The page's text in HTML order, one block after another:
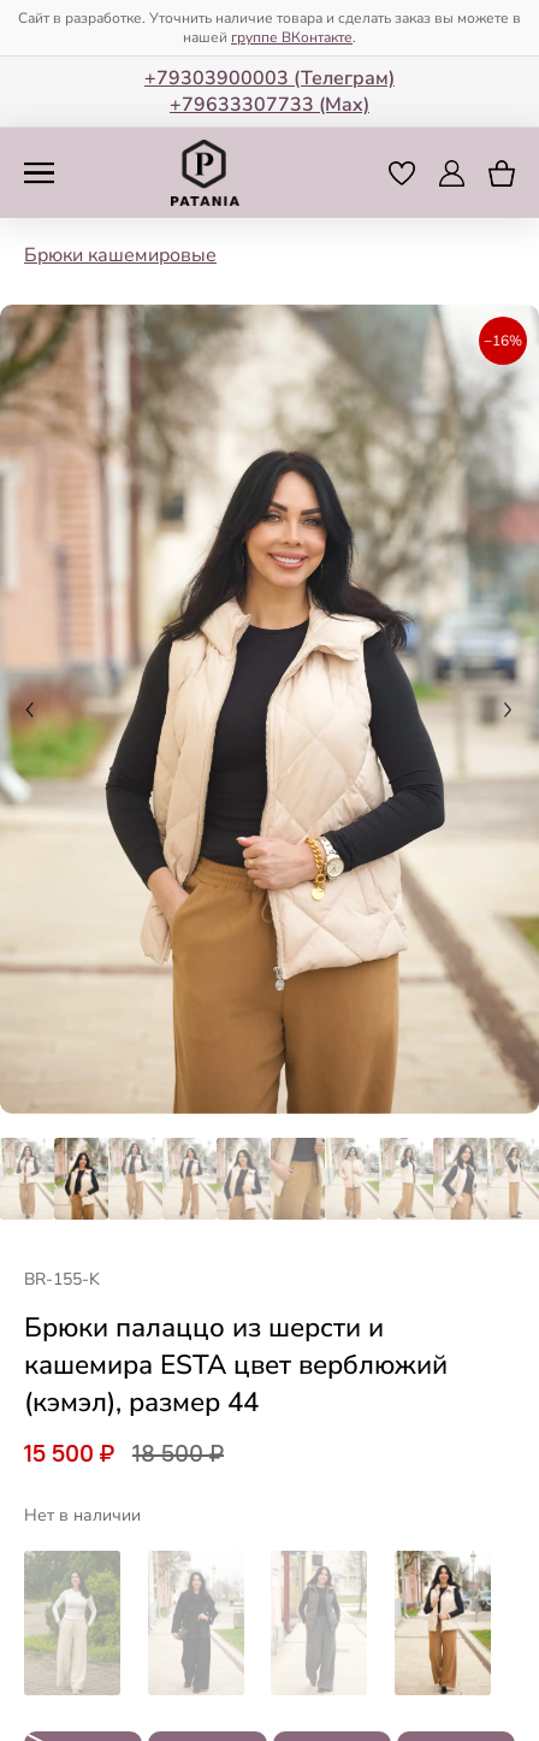
Сайт в разработке. Уточнить наличие товара и сделать заказ вы можете в
нашей группе ВКонтакте.
+79303900003 (Телеграм)
+79633307733 (Мax)
Брюки кашемировые
−16%
BR-155-K
Брюки палаццо из шерсти и
кашемира ESTA цвет верблюжий
(кэмэл), размер 44
15 500 ₽ 18 500 ₽
Нет в наличии